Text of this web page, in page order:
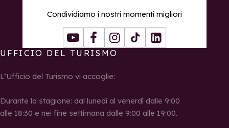
Condividiamo i nostri momenti migliori
YoutubeFacebookInstagram
Tiktok LinkedIn
UFFICIO DEL TURISMO
L’Ufficio del Turismo vi accoglie:
Durante la stagione: dal lunedì al venerdì dalle 9:00
alle 18:30 e nei fine settimana dalle 9:00 alle 19:00.